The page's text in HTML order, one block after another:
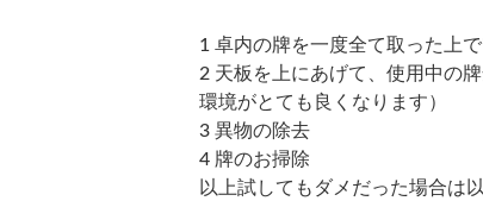
1 卓内の牌を一度全て取った上
2 天板を上にあげて、使用中の
環境がとても良くなります）
3 異物の除去
4 牌のお掃除
以上試してもダメだった場合は